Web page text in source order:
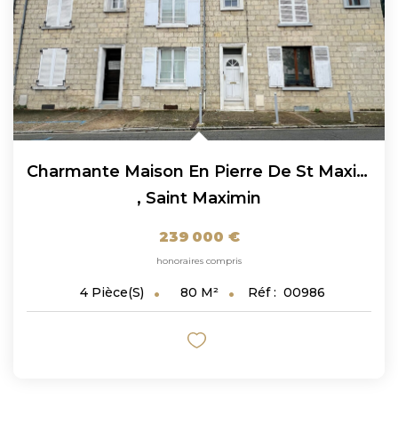
Charmante Maison En Pierre De St Maximin De 4 Pièces 80 M2...
, Saint Maximin
239 000 €
honoraires compris
4 Pièce(s) 80 M² Réf : 00986